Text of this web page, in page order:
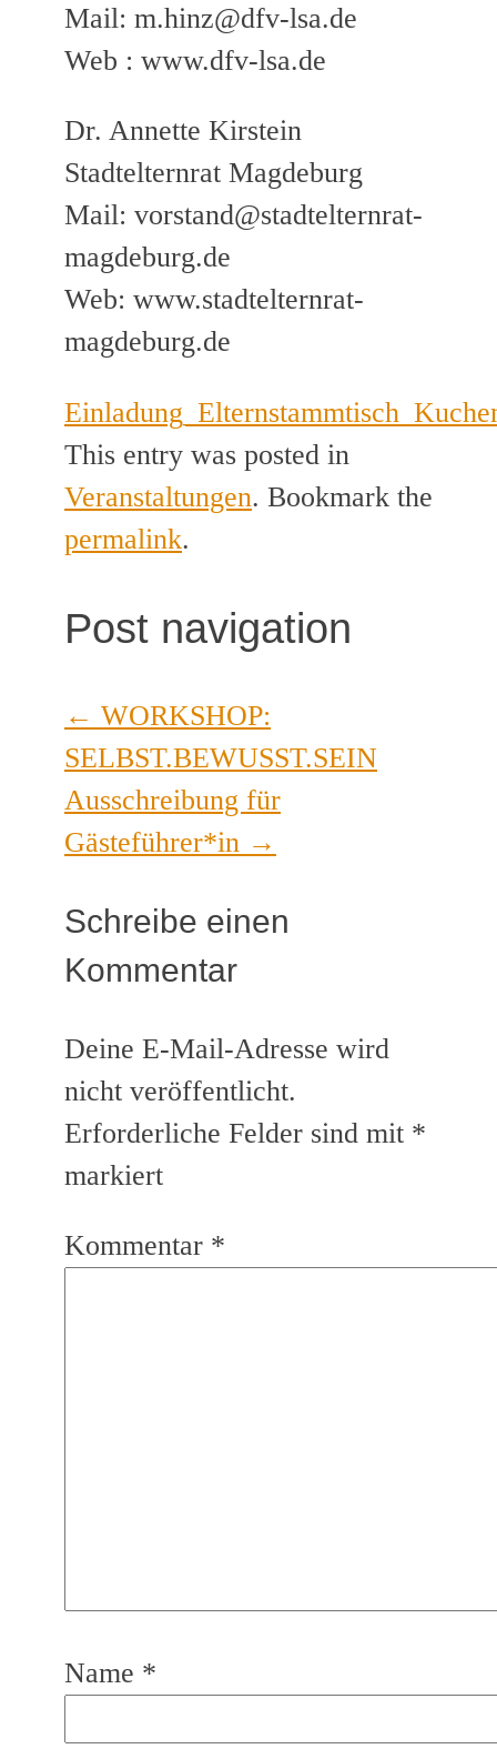
Mail: m.hinz@dfv-lsa.de
Web : www.dfv-lsa.de
Dr. Annette Kirstein
Stadtelternrat Magdeburg
Mail: vorstand@stadtelternrat-
magdeburg.de
Web: www.stadtelternrat-
magdeburg.de
This entry was posted in
Veranstaltungen. Bookmark the
permalink.
Post navigation
← WORKSHOP:
SELBST.BEWUSST.SEIN
Ausschreibung für
Gästeführer*in →
Schreibe einen
Kommentar
Deine E-Mail-Adresse wird
nicht veröffentlicht.
Erforderliche Felder sind mit *
markiert
Kommentar *
Name *